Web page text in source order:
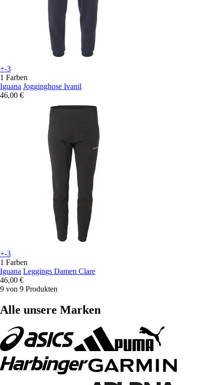
+-3
1 Farben
Iguana Jogginghose Ivanil
46,00 €
+-3
1 Farben
Iguana Leggings Damen Clare
46,00 €
9 von 9 Produkten
Alle unsere Marken